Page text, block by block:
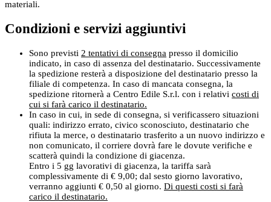
materiali.
Condizioni e servizi aggiuntivi
Sono previsti 2 tentativi di consegna presso il domicilio
indicato, in caso di assenza del destinatario. Successivamente
la spedizione resterà a disposizione del destinatario presso la
filiale di competenza. In caso di mancata consegna, la
spedizione ritornerà a Centro Edile S.r.l. con i relativi costi di
cui si farà carico il destinatario.
In caso in cui, in sede di consegna, si verificassero situazioni
quali: indirizzo errato, civico sconosciuto, destinatario che
rifiuta la merce, o destinatario trasferito a un nuovo indirizzo e
non comunicato, il corriere dovrà fare le dovute verifiche e
scatterà quindi la condizione di giacenza.
Entro i 5 gg lavorativi di giacenza, la tariffa sarà
complessivamente di € 9,00; dal sesto giorno lavorativo,
verranno aggiunti € 0,50 al giorno. Di questi costi si farà
carico il destinatario.